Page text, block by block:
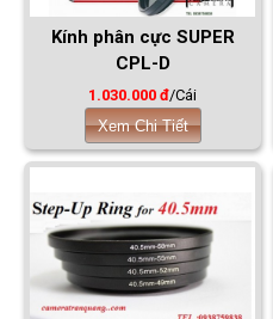
Kính phân cực SUPER
CPL-D
1.030.000 đ/Cái
Xem Chi Tiết